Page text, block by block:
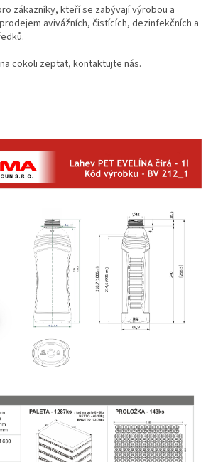
zákazníky, kteří se zabývají výrobou a
avivážních, čistících, dezinfekčních a
cokoli zeptat, kontaktujte nás.